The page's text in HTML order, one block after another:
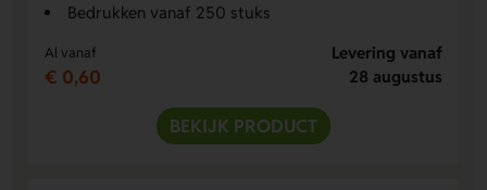
Bedrukken vanaf 250 stuks
Al vanaf
€ 0,60
Levering vanaf
28 augustus
BEKIJK PRODUCT